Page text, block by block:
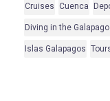
Cruises Cuenca
Diving in the
Islas Galapagos